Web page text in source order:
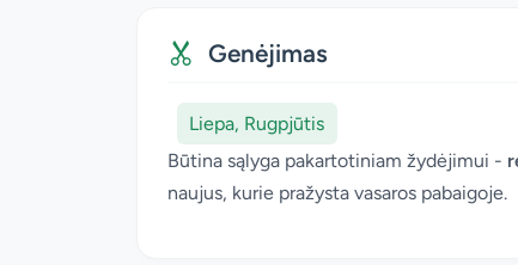
Genėjimas
Liepa, Rugpjūtis
Būtina sąlyga pakartotiniam žydėjimui -
naujus, kurie pražysta vasaros pabaigoje.